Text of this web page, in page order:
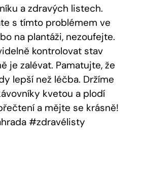
a zdravých listech.
s tímto problémem ve
na plantáži, nezoufejte.
kontrolovat stav
je zalévat. Pamatujte, že
lepší než léčba. Držíme
kvetou a plodí
a mějte se krásně!
#zdravélisty